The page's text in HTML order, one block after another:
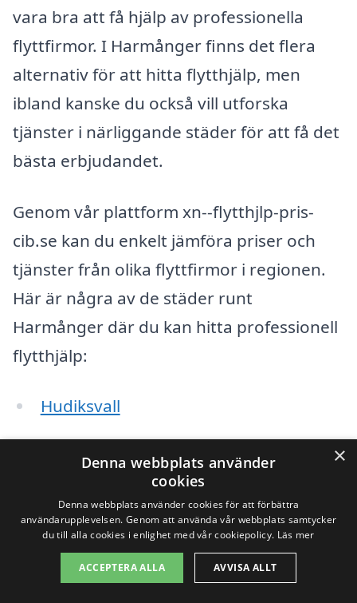
vara bra att få hjälp av professionella
flyttfirmor. I Harmånger finns det flera
alternativ för att hitta flytthjälp, men
ibland kanske du också vill utforska
tjänster i närliggande städer för att få det
bästa erbjudandet.
Genom vår plattform xn--flytthjlp-pris-
cib.se kan du enkelt jämföra priser och
tjänster från olika flyttfirmor i regionen.
Här är några av de städer runt
Harmånger där du kan hitta professionell
flytthjälp:
Hudiksvall
Bergsjö
Ljusdal
Söderhamn
×
Denna webbplats använder
cookies
Denna webbplats använder cookies för att förbättra
användarupplevelsen. Genom att använda vår webbplats samtycker
du till alla cookies i enlighet med vår cookiepolicy. Läs mer
ACCEPTERA ALLA AVVISA ALLT